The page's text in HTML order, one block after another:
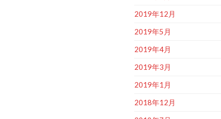
2019年12月
2019年5月
2019年4月
2019年3月
2019年1月
2018年12月